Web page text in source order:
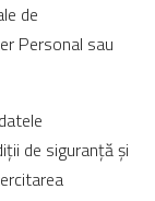
de
Personal sau
de siguranță și